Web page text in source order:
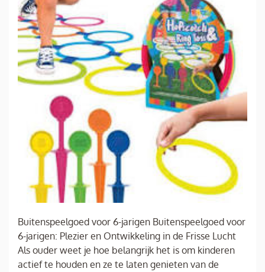
Buitenspeelgoed voor 6-jarigen Buitenspeelgoed voor
6-jarigen: Plezier en Ontwikkeling in de Frisse Lucht
Als ouder weet je hoe belangrijk het is om kinderen
actief te houden en ze te laten genieten van de